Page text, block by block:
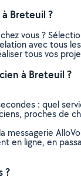
Breteuil ?
vous ?
avec tous
tous vos
à Breteuil ?
: quel
proches de
messagerie
en ligne, en
?